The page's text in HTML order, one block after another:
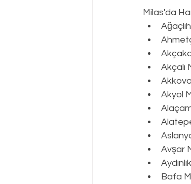
Milas'da
Akçalı
Akyol
Avşar
Bafa